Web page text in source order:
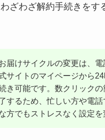
ざわざ解約手続きをす
届けサイクルの変更は、
サイトのマイページから
き可能です。数クリック
するため、忙しい方や電
方でもストレスなく設定を